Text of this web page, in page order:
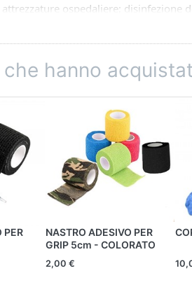
ospedaliere; disinfezione
esterna del riunito; disinfezione
letti, mobili, ecc.).
utilmente impiegato in situazioni
di microrganismi durante la
in modo da coprire l’oggetto o
CLASSE IIa
hanno
PER
NASTRO ADESIVO PER
GRIP 5cm - COLORATO
2,00 €